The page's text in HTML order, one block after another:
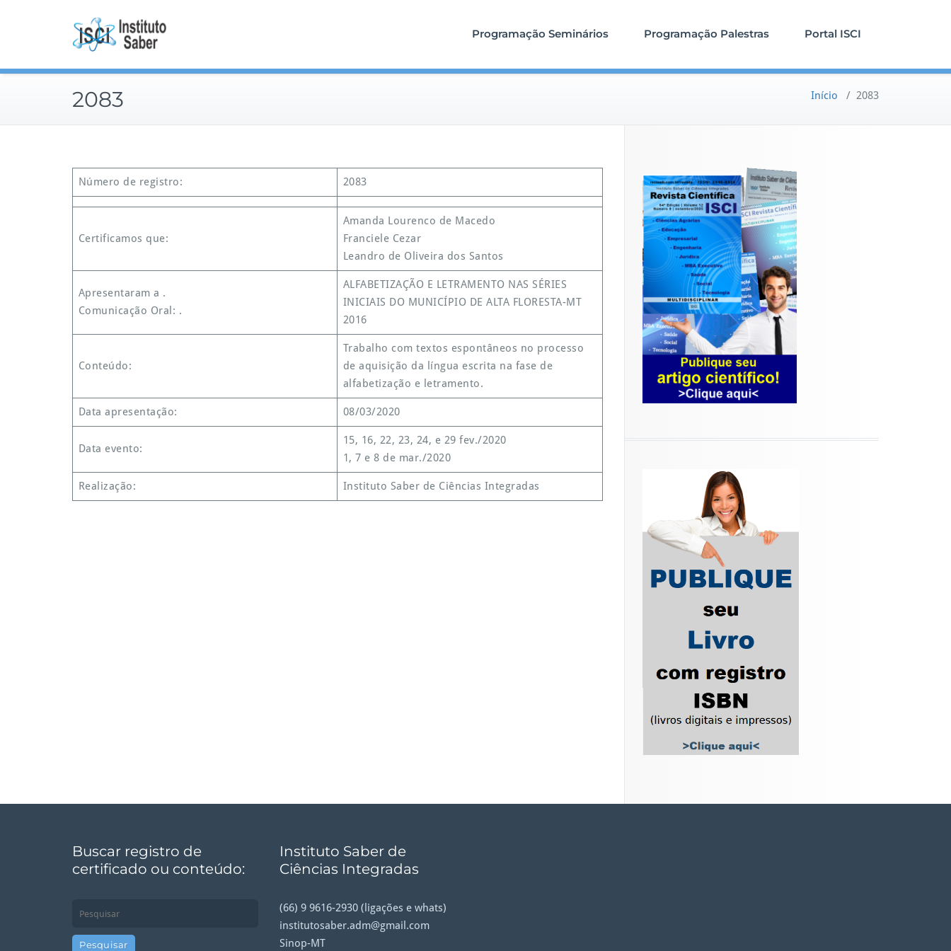
Programação Seminários Programação Palestras Portal ISCI
2083 Início / 2083
Número de registro: 2083
Certificamos que:
Amanda Lourenco de Macedo
Franciele Cezar
Leandro de Oliveira dos Santos
Apresentaram a .
Comunicação Oral: .
ALFABETIZAÇÃO E LETRAMENTO NAS SÉRIES
INICIAIS DO MUNICÍPIO DE ALTA FLORESTA-MT
2016
Conteúdo:
Trabalho com textos espontâneos no processo
de aquisição da língua escrita na fase de
alfabetização e letramento.
Data apresentação: 08/03/2020
Data evento:
15, 16, 22, 23, 24, e 29 fev./2020
1, 7 e 8 de mar./2020
Realização: Instituto Saber de Ciências Integradas
Buscar registro de
certificado ou conteúdo:
Instituto Saber de
Ciências Integradas
(66) 9 9616-2930 (ligações e whats)
institutosaber.adm@gmail.com
Sinop-MT